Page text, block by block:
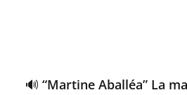
🔊 “Martine Aballéa” La